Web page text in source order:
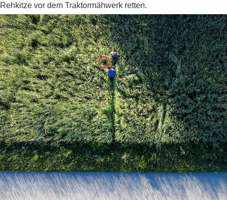
Rehkitze vor dem Traktormähwerk retten.